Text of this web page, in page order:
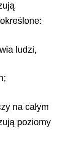
ludzi,
na całym
poziomy